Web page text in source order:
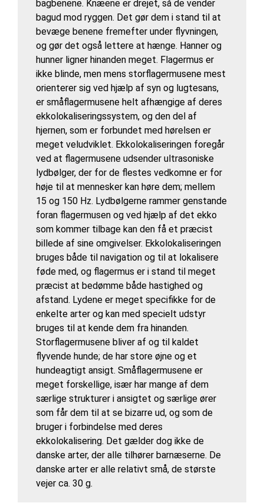
bagbenene. Knæene er drejet, så de vender
bagud mod ryggen. Det gør dem i stand til at
bevæge benene fremefter under flyvningen,
og gør det også lettere at hænge. Hanner og
hunner ligner hinanden meget. Flagermus er
ikke blinde, men mens storflagermusene mest
orienterer sig ved hjælp af syn og lugtesans,
er småflagermusene helt afhængige af deres
ekkolokaliseringssystem, og den del af
hjernen, som er forbundet med hørelsen er
meget veludviklet. Ekkolokaliseringen foregår
ved at flagermusene udsender ultrasoniske
lydbølger, der for de flestes vedkomne er for
høje til at mennesker kan høre dem; mellem
15 og 150 Hz. Lydbølgerne rammer genstande
foran flagermusen og ved hjælp af det ekko
som kommer tilbage kan den få et præcist
billede af sine omgivelser. Ekkolokaliseringen
bruges både til navigation og til at lokalisere
føde med, og flagermus er i stand til meget
præcist at bedømme både hastighed og
afstand. Lydene er meget specifikke for de
enkelte arter og kan med specielt udstyr
bruges til at kende dem fra hinanden.
Storflagermusene bliver af og til kaldet
flyvende hunde; de har store øjne og et
hundeagtigt ansigt. Småflagermusene er
meget forskellige, især har mange af dem
særlige strukturer i ansigtet og særlige ører
som får dem til at se bizarre ud, og som de
bruger i forbindelse med deres
ekkolokalisering. Det gælder dog ikke de
danske arter, der alle tilhører barnæserne. De
danske arter er alle relativt små, de største
vejer ca. 30 g.